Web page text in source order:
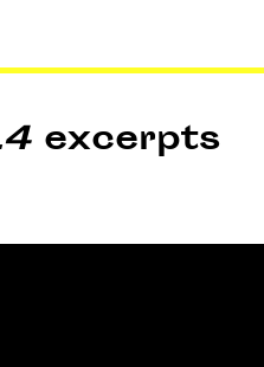
excerpts